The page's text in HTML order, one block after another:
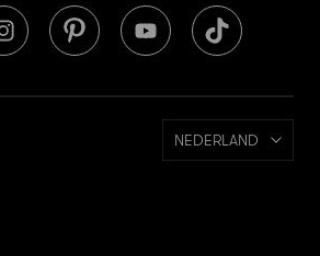
NEDERLAND